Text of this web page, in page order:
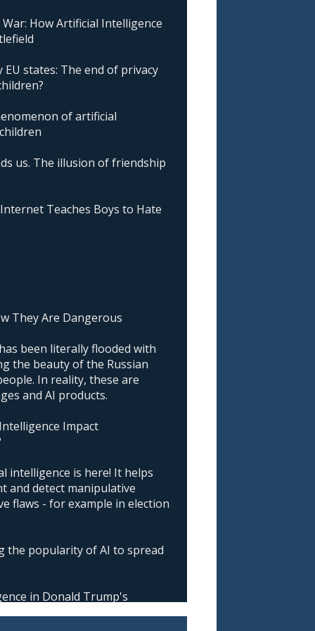
How Artificial Intelligence
states: The end of privacy
of artificial
us. The illusion of friendship
Teaches Boys to Hate
They Are Dangerous
been literally flooded with
the beauty of the Russian
In reality, these are
and AI products.
Impact
intelligence is here! It helps
and detect manipulative
flaws - for example in election
the popularity of AI to spread
in Donald Trump's